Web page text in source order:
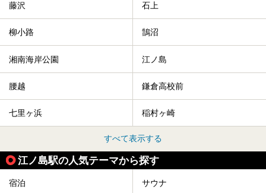
藤沢 石上
柳小路 鵠沼
湘南海岸公園 江ノ島
腰越 鎌倉高校前
七里ヶ浜 稲村ヶ崎
すべて表示する
江ノ島駅の人気テーマから探す
宿泊 サウナ